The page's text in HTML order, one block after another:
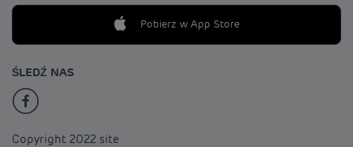
Pobierz w App Store
ŚLEDŹ NAS
Copyright 2022 site